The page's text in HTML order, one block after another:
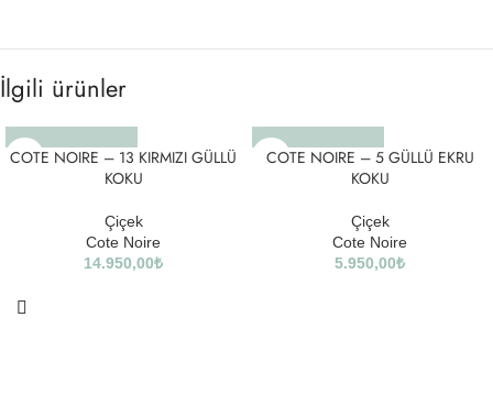
İlgili ürünler
COTE NOIRE – 13 KIRMIZI GÜLLÜ
KOKU
Çiçek
Cote Noire
14.950,00₺
COTE NOIRE – 5 GÜLLÜ EKRU
KOKU
Çiçek
Cote Noire
5.950,00₺